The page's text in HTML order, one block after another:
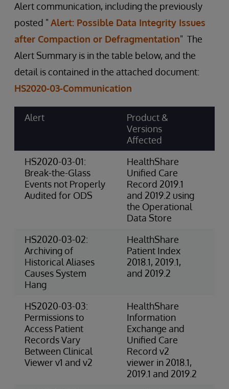
Alert communication, including the previously
posted " Alert: Possible Data Integrity Issues
after Compaction or Defragmentation" The
Alert Summary is in the table below, and the
detail is contained in the attached document:
HS2020-03-Communication
Alert
Product &
Versions
Affected
HS2020-03-01:
Break-the-Glass
Events not Properly
Audited for ODS
HealthShare
Unified Care
Record 2019.1
and 2019.2 using
the Operational
Data Store
HS2020-03-02:
Archiving of
Historical Aliases
Causes System
Hang
HealthShare
Patient Index
2018.1, 2019.1,
and 2019.2
HS2020-03-03:
Permissions to
Access Patient
Records Vary
Between Clinical
Viewer v1 and v2
HealthShare
Information
Exchange and
Unified Care
Record v2
viewer in 2018.1,
2019.1 and 2019.2